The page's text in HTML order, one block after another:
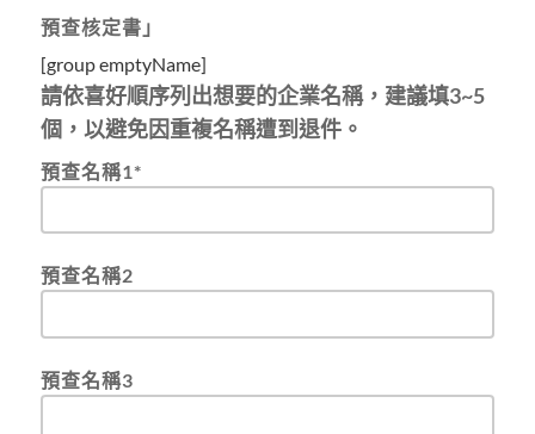
預查核定書」
[group emptyName]
請依喜好順序列出想要的企業名稱，建議填3~5
個，以避免因重複名稱遭到退件。
預查名稱1*
預查名稱2
預查名稱3